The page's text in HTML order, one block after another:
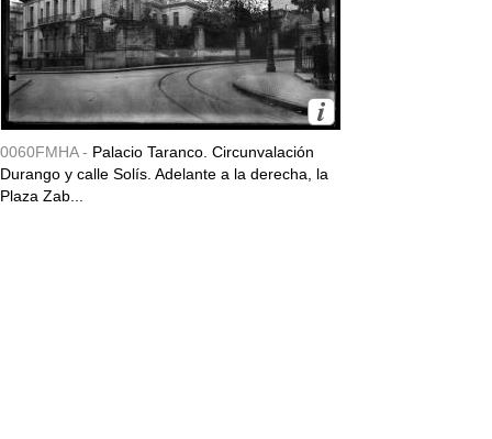
0060FMHA - Palacio Taranco. Circunvalación
Durango y calle Solís. Adelante a la derecha, la
Plaza Zab...